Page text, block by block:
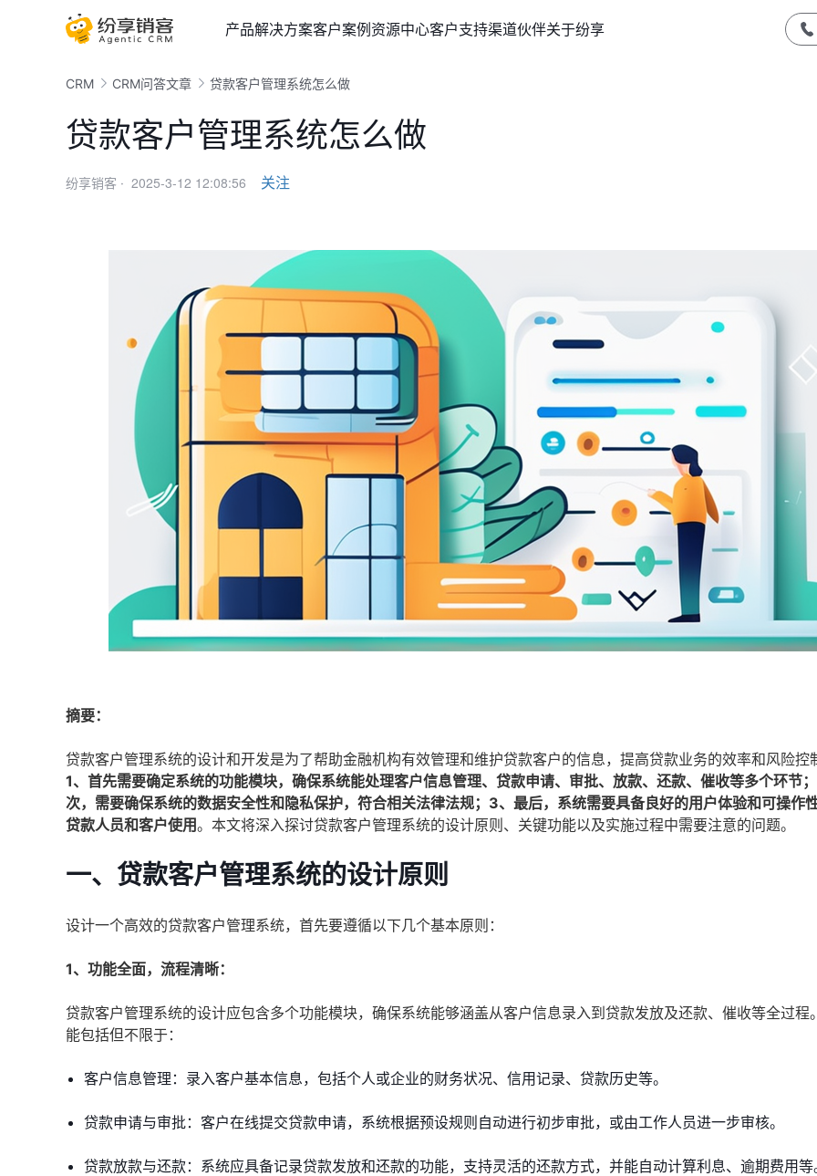
产品解决方案客户案例资源中心客户支持渠道伙伴关于纷享
CRM CRM问答文章 贷款客户管理系统怎么做
贷款客户管理系统怎么做
纷享销客 · 2025-3-12 12:08:56 关注
摘要：
贷款客户管理系统的设计和开发是为了帮助金融机构有效管理和维护贷款客户的信息，提高贷款业务的效率和风险控
1、首先需要确定系统的功能模块，确保系统能处理客户信息管理、贷款申请、审批、放款、还款、催收等多个环节
次，需要确保系统的数据安全性和隐私保护，符合相关法律法规；3、最后，系统需要具备良好的用户体验和可操作
贷款人员和客户使用。本文将深入探讨贷款客户管理系统的设计原则、关键功能以及实施过程中需要注意的问题。
一、贷款客户管理系统的设计原则
设计一个高效的贷款客户管理系统，首先要遵循以下几个基本原则：
1、功能全面，流程清晰：
贷款客户管理系统的设计应包含多个功能模块，确保系统能够涵盖从客户信息录入到贷款发放及还款、催收等全过程
能包括但不限于：
客户信息管理：录入客户基本信息，包括个人或企业的财务状况、信用记录、贷款历史等。
贷款申请与审批：客户在线提交贷款申请，系统根据预设规则自动进行初步审批，或由工作人员进一步审核。
贷款放款与还款：系统应具备记录贷款发放和还款的功能，支持灵活的还款方式，并能自动计算利息、逾期费用等